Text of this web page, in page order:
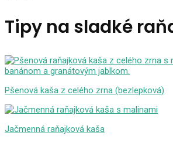
Tipy na sladké
Pšenová kaša z celého zrna (bezlepková)
Jačmenná raňajková kaša